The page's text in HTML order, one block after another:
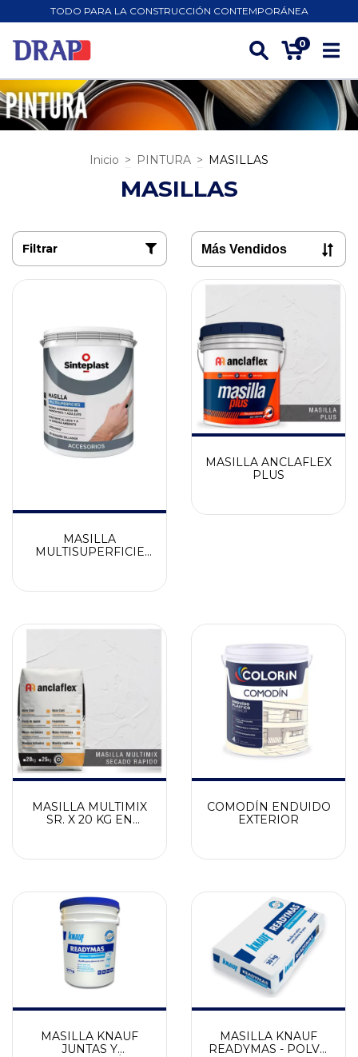
TODO PARA LA CONSTRUCCIÓN CONTEMPORÁNEA
0
Inicio > PINTURA > MASILLAS
MASILLAS
Filtrar
MASILLA
MULTISUPERFICIE
MASILLA ANCLAFLEX
PLUS
MASILLA MULTIMIX
SR. X 20 KG EN
COMODÍN ENDUIDO
EXTERIOR
MASILLA KNAUF
JUNTAS Y
MASILLA KNAUF
READYMAS - POLVO